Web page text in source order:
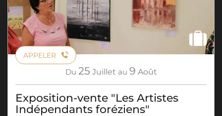
APPELER
Du 25 Juillet au 9 Août
Exposition-vente "Les Artistes
Indépendants foréziens"